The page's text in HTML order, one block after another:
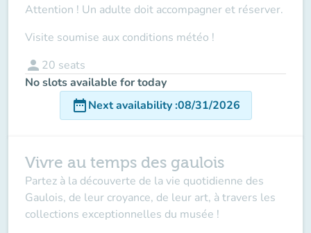
Attention ! Un adulte doit accompagner et réserver.
Visite soumise aux conditions météo !
person 20 seats
No slots available for today
date_rangeNext availability:08/31/2026
Vivre au temps des gaulois
Partez à la découverte de la vie quotidienne des
Gaulois, de leur croyance, de leur art, à travers les
collections exceptionnelles du musée !